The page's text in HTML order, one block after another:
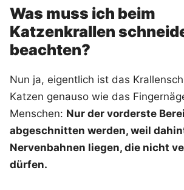
Was muss ich beim
Katzenkrallen
beachten?
Nun ja, eigentlich ist das
Katzen genauso wie das
Menschen: Nur der vorderste
abgeschnitten werden, weil
Nervenbahnen liegen, die nicht
dürfen.